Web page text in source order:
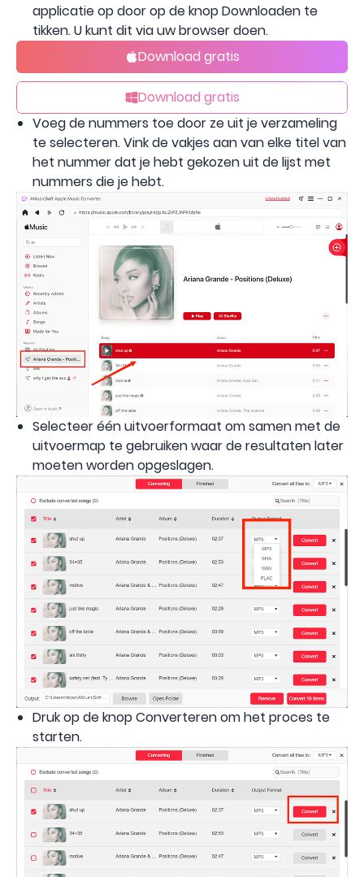
applicatie op door op de knop Downloaden te
tikken. U kunt dit via uw browser doen.
Download gratis
Download gratis
Voeg de nummers toe door ze uit je verzameling
te selecteren. Vink de vakjes aan van elke titel van
het nummer dat je hebt gekozen uit de lijst met
nummers die je hebt.
Selecteer één uitvoerformaat om samen met de
uitvoermap te gebruiken waar de resultaten later
moeten worden opgeslagen.
Druk op de knop Converteren om het proces te
starten.